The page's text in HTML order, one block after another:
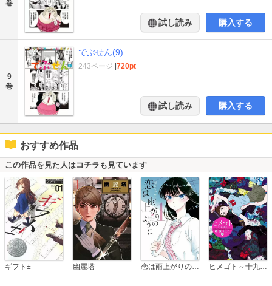
巻
試し読み 購入する
9
巻
でぶせん(9)
243ページ |720pt
試し読み 購入する
おすすめ作品
この作品を見た人はコチラも見ています
ギフト± 幽麗塔 ヒメゴト～十九歳の制服～